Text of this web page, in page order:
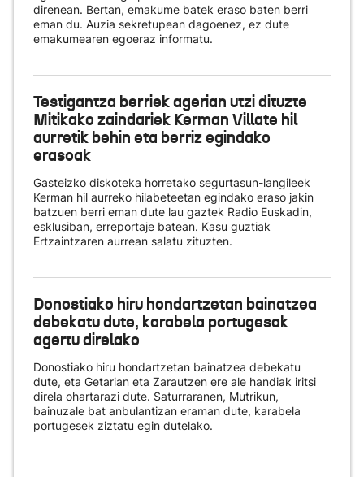
direnean. Bertan, emakume batek eraso baten berri
eman du. Auzia sekretupean dagoenez, ez dute
emakumearen egoeraz informatu.
Testigantza berriek agerian utzi dituzte
Mitikako zaindariek Kerman Villate hil
aurretik behin eta berriz egindako
erasoak
Gasteizko diskoteka horretako segurtasun-langileek
Kerman hil aurreko hilabeteetan egindako eraso jakin
batzuen berri eman dute lau gaztek Radio Euskadin,
esklusiban, erreportaje batean. Kasu guztiak
Ertzaintzaren aurrean salatu zituzten.
Donostiako hiru hondartzetan bainatzea
debekatu dute, karabela portugesak
agertu direlako
Donostiako hiru hondartzetan bainatzea debekatu
dute, eta Getarian eta Zarautzen ere ale handiak iritsi
direla ohartarazi dute. Saturraranen, Mutrikun,
bainuzale bat anbulantizan eraman dute, karabela
portugesek ziztatu egin dutelako.